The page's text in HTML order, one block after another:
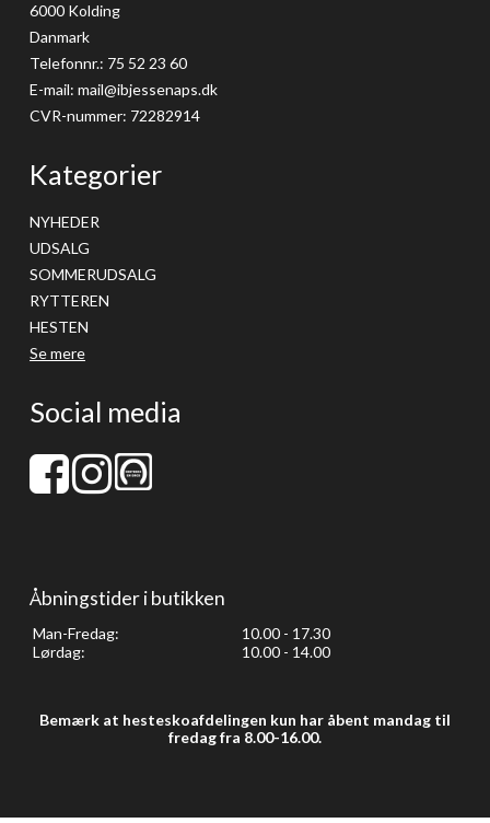
6000 Kolding
Danmark
Telefonnr.: 75 52 23 60
E-mail: mail@ibjessenaps.dk
CVR-nummer: 72282914
Kategorier
NYHEDER
UDSALG
SOMMERUDSALG
RYTTEREN
HESTEN
Se mere
Social media
Åbningstider i butikken
Man-Fredag:
10.00 - 17.30
Lørdag:
10.00 - 14.00
Bemærk at hesteskoafdelingen kun har åbent mandag til
fredag fra 8.00-16.00.